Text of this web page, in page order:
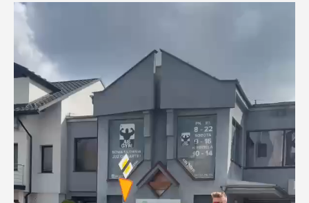
Odtwarzacz